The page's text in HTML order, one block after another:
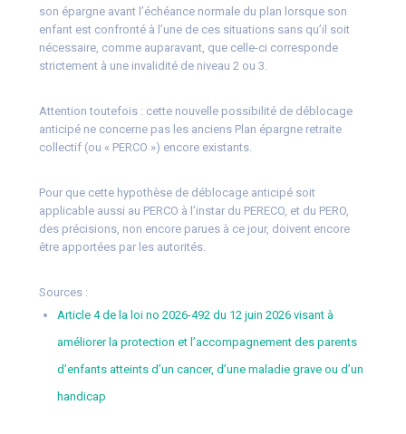
son épargne avant l’échéance normale du plan lorsque son
enfant est confronté à l’une de ces situations sans qu’il soit
nécessaire, comme auparavant, que celle-ci corresponde
strictement à une invalidité de niveau 2 ou 3.
Attention toutefois : cette nouvelle possibilité de déblocage
anticipé ne concerne pas les anciens Plan épargne retraite
collectif (ou « PERCO ») encore existants.
Pour que cette hypothèse de déblocage anticipé soit
applicable aussi au PERCO à l’instar du PERECO, et du PERO,
des précisions, non encore parues à ce jour, doivent encore
être apportées par les autorités.
Sources :
Article 4 de la loi no 2026-492 du 12 juin 2026 visant à
améliorer la protection et l’accompagnement des parents
d’enfants atteints d’un cancer, d’une maladie grave ou d’un
handicap